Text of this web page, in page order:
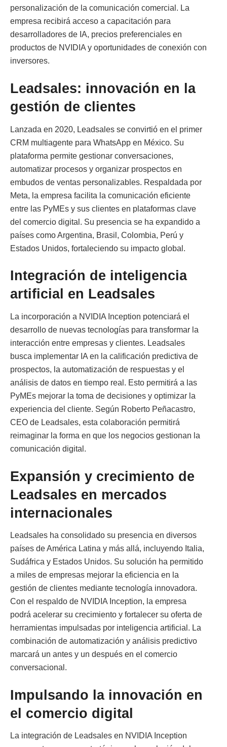
personalización de la comunicación comercial. La
empresa recibirá acceso a capacitación para
desarrolladores de IA, precios preferenciales en
productos de NVIDIA y oportunidades de conexión con
inversores.
Leadsales: innovación en la
gestión de clientes
Lanzada en 2020, Leadsales se convirtió en el primer
CRM multiagente para WhatsApp en México. Su
plataforma permite gestionar conversaciones,
automatizar procesos y organizar prospectos en
embudos de ventas personalizables. Respaldada por
Meta, la empresa facilita la comunicación eficiente
entre las PyMEs y sus clientes en plataformas clave
del comercio digital. Su presencia se ha expandido a
países como Argentina, Brasil, Colombia, Perú y
Estados Unidos, fortaleciendo su impacto global.
Integración de inteligencia
artificial en Leadsales
La incorporación a NVIDIA Inception potenciará el
desarrollo de nuevas tecnologías para transformar la
interacción entre empresas y clientes. Leadsales
busca implementar IA en la calificación predictiva de
prospectos, la automatización de respuestas y el
análisis de datos en tiempo real. Esto permitirá a las
PyMEs mejorar la toma de decisiones y optimizar la
experiencia del cliente. Según Roberto Peñacastro,
CEO de Leadsales, esta colaboración permitirá
reimaginar la forma en que los negocios gestionan la
comunicación digital.
Expansión y crecimiento de
Leadsales en mercados
internacionales
Leadsales ha consolidado su presencia en diversos
países de América Latina y más allá, incluyendo Italia,
Sudáfrica y Estados Unidos. Su solución ha permitido
a miles de empresas mejorar la eficiencia en la
gestión de clientes mediante tecnología innovadora.
Con el respaldo de NVIDIA Inception, la empresa
podrá acelerar su crecimiento y fortalecer su oferta de
herramientas impulsadas por inteligencia artificial. La
combinación de automatización y análisis predictivo
marcará un antes y un después en el comercio
conversacional.
Impulsando la innovación en
el comercio digital
La integración de Leadsales en NVIDIA Inception